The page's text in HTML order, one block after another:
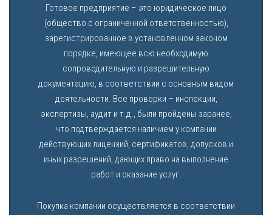
Готовое предприятие – это юридическое лицо
(общество с ограниченной ответственностью),
зарегистрированное в установленном законом
порядке, имеющее всю необходимую
сопроводительную и разрешительную
документацию, в соответствии с основным видом
деятельности. Все проверки – инспекции,
экспертизы, аудит и т.д., были пройдены заранее,
что подтверждается наличием у компании
действующих лицензий, сертификатов, допусков и
иных разрешений, дающих право на выполнение
работ и оказание услуг.
Покупка компании осуществляется в соответствии